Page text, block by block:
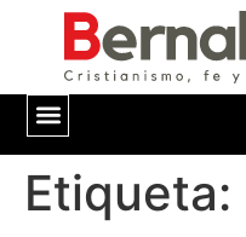
Etiqueta: